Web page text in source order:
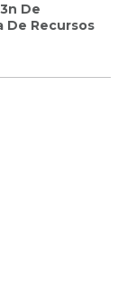
De
De Recursos